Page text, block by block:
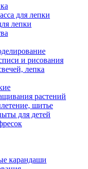
для лепки
лепки
и рисования
лепка
растений
шитье
для детей
карандаши